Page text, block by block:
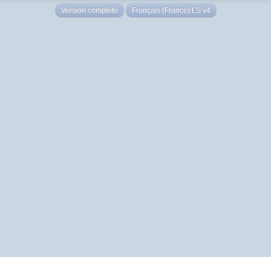
Version complète Français (France) LS v4